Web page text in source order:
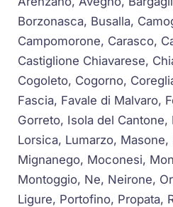
Borzonasca, Busalla,
Campomorone, Carasco,
Castiglione Chiavarese,
Cogoleto, Cogorno,
Fascia, Favale di Malvaro,
Gorreto, Isola del Cantone,
Lorsica, Lumarzo,
Mignanego, Moconesi,
Montoggio, Ne, Neirone,
Ligure, Portofino, Propata,